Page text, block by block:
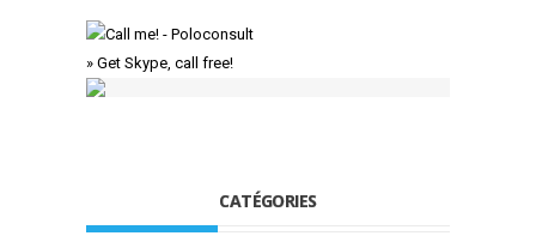
» Get Skype, call free!
CATÉGORIES